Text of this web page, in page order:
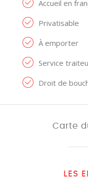
Accueil en
Privatisable
À emporter
Service
Droit de
Carte
LES